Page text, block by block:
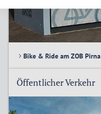
Bike & Ride am ZOB Pirna
Öffentlicher Verkehr